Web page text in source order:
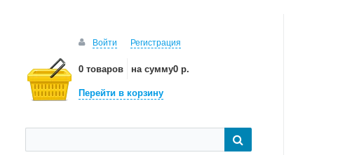
Войти Регистрация
0 товаров на сумму0 р.
Перейти в корзину